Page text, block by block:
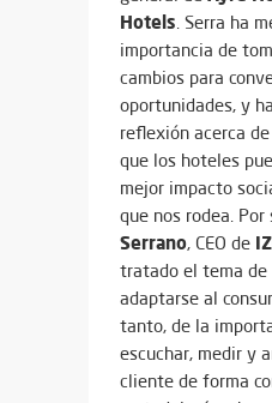
Hotels . Serra ha
importancia de
cambios para
oportunidades, y
reflexión acerca
que los hoteles
mejor impacto
que nos rodea. Por
Serrano, CEO de
tratado el tema de
adaptarse al
tanto, de la
escuchar, medir y
cliente de forma